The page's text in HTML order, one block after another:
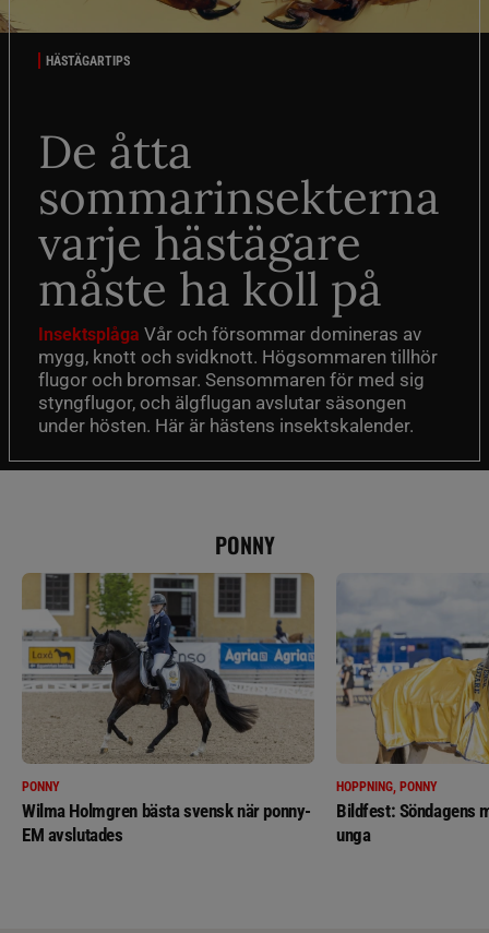
HÄSTÄGARTIPS
De åtta
sommarinsekterna
varje hästägare
måste ha koll på
Insektsplåga Vår och försommar domineras av
mygg, knott och svidknott. Högsommaren tillhör
flugor och bromsar. Sensommaren för med sig
styngflugor, och älgflugan avslutar säsongen
under hösten. Här är hästens insektskalender.
PONNY
PONNY
Wilma Holmgren bästa svensk när ponny-
EM avslutades
HOPPNING, PONNY
Bildfest: Söndagens
unga